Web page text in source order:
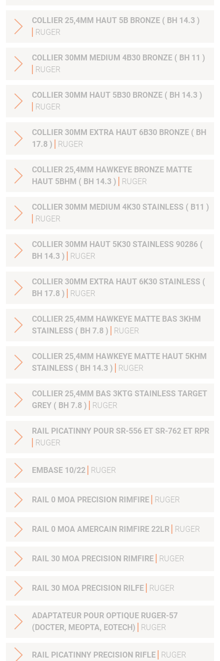
COLLIER 25,4MM HAUT 5B BRONZE ( BH 14.3 )
RUGER
COLLIER 30MM MEDIUM 4B30 BRONZE ( BH 11 )
RUGER
COLLIER 30MM HAUT 5B30 BRONZE ( BH 14.3 )
RUGER
COLLIER 30MM EXTRA HAUT 6B30 BRONZE ( BH
17.8 )
RUGER
COLLIER 25,4MM HAWKEYE BRONZE MATTE
HAUT 5BHM ( BH 14.3 )
RUGER
COLLIER 30MM MEDIUM 4K30 STAINLESS ( B11 )
RUGER
COLLIER 30MM HAUT 5K30 STAINLESS 90286 (
BH 14.3 )
RUGER
COLLIER 30MM EXTRA HAUT 6K30 STAINLESS (
BH 17.8 )
RUGER
COLLIER 25,4MM HAWKEYE MATTE BAS 3KHM
STAINLESS ( BH 7.8 )
RUGER
COLLIER 25,4MM HAWKEYE MATTE HAUT 5KHM
STAINLESS ( BH 14.3 )
RUGER
COLLIER 25,4MM BAS 3KTG STAINLESS TARGET
GREY ( BH 7.8 )
RUGER
RAIL PICATINNY POUR SR-556 ET SR-762 ET RPR
RUGER
EMBASE 10/22 RUGER
RAIL 0 MOA PRECISION RIMFIRE RUGER
RAIL 0 MOA AMERCAIN RIMFIRE 22LR RUGER
RAIL 30 MOA PRECISION RIMFIRE RUGER
RAIL 30 MOA PRECISION RILFE RUGER
ADAPTATEUR POUR OPTIQUE RUGER-57
(DOCTER, MEOPTA, EOTECH)
RUGER
RAIL PICATINNY PRECISION RIFLE RUGER